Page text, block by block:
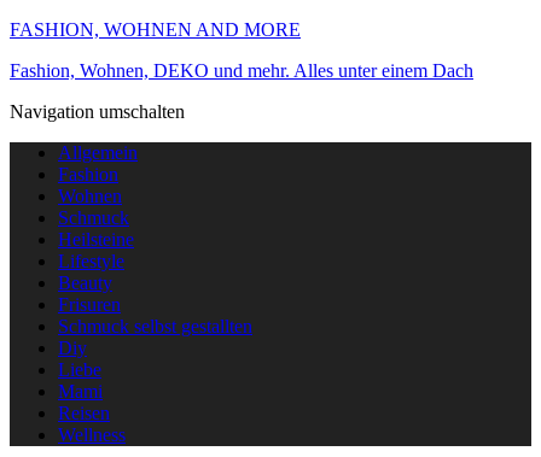
FASHION, WOHNEN AND MORE
Fashion, Wohnen, DEKO und mehr. Alles unter einem Dach
Navigation umschalten
Allgemein
Fashion
Wohnen
Schmuck
Heilsteine
Lifestyle
Beauty
Frisuren
Schmuck selbst gestallten
Diy
Liebe
Mami
Reisen
Wellness